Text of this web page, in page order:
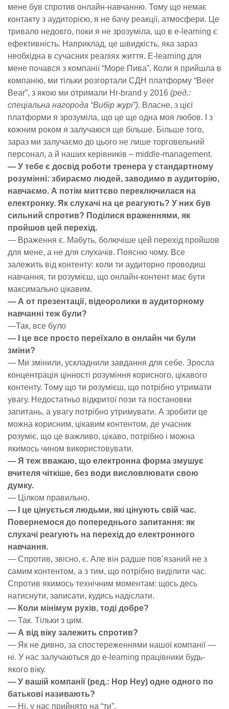
мене був спротив онлайн-навчанню. Тому що немає
контакту з аудиторією, я не бачу реакції, атмосфери. Це
тривало недовго, поки я не зрозуміла, що в e-learning є
ефективність. Наприклад, це швидкість, яка зараз
необхідна в сучасних реаліях життя. E-learning для
мене почався з компанії “Море Пива”. Коли я прийшла в
компанію, ми тільки розгортали СДН платформу “Beer
Bear”, з якою ми отримали Hr-brand у 2016 (ред.:
спеціальна нагорода “Вибір журі”). Власне, з цієї
платформи я зрозуміла, що це ще одна моя любов. І з
кожним роком я залучаюся ще більше. Більше того,
зараз ми залучаємо до цього не лише торговельний
персонал, а й наших керівників – middle-management.
— У тебе є досвід роботи тренера у стандартному
розумінні: збираємо людей, заводимо в аудиторію,
навчаємо. А потім миттєво переключилася на
електронку. Як слухачі на це реагують? У них був
сильний спротив? Поділися враженнями, як
пройшов цей перехід.
— Враження є. Мабуть, болючіше цей перехід пройшов
для мене, а не для слухачів. Поясню чому. Все
залежить від контенту: коли ти аудиторно проводиш
навчання, ти розумієш, що онлайн-контент має бути
максимально цікавим.
— А от презентації, відеоролики в аудиторному
навчанні теж були?
—Так, все було
— І це все просто переїхало в онлайн чи були
зміни?
— Ми змінили, ускладнили завдання для себе. Зросла
концентрація цінності розуміння корисного, цікавого
контенту. Тому що ти розумієш, що потрібно утримати
увагу. Недостатньо відкритої пози та постановки
запитань, а увагу потрібно утримувати. А зробити це
можна корисним, цікавим контентом, де учасник
розуміє, що це важливо, цікаво, потрібно і можна
якимось чином використовувати.
— Я теж вважаю, що електронна форма змушує
вчителя чіткіше, без води висловлювати свою
думку.
— Цілком правильно.
— І це цінується людьми, які цінують свій час.
Повернемося до попереднього запитання: як
слухачі реагують на перехід до електронного
навчання.
— Спротив, звісно, є. Але він радше пов’язаний не з
самим контентом, а з тим, що потрібно виділити час.
Спротив якимось технічним моментам: щось десь
натиснути, записати, кудись надіслати.
— Коли мінімум рухів, тоді добре?
— Так. Тільки з цим.
— А від віку залежить спротив?
— Як не дивно, за спостереженнями нашої компанії —
ні. У нас залучаються до e-learning працівники будь-
якого віку.
— У вашій компанії (ред.: Hop Hey) одне одного по
батькові називають?
— Ні, у нас прийнято на “ти”.